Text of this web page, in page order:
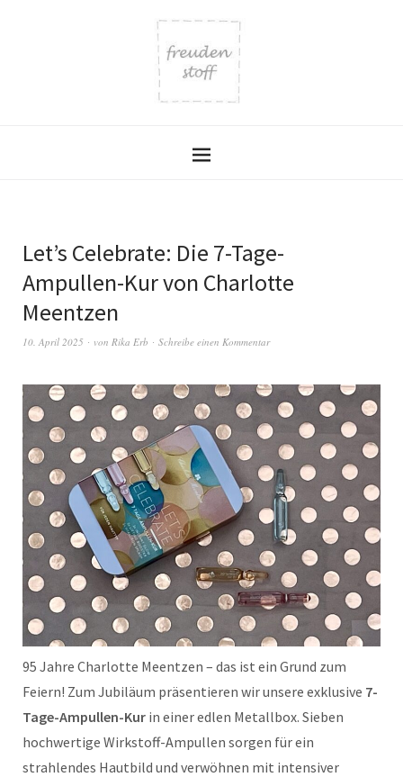
Let’s Celebrate: Die 7-Tage-
Ampullen-Kur von Charlotte
Meentzen
10. April 2025 von Rika Erb Schreibe einen Kommentar
95 Jahre Charlotte Meentzen – das ist ein Grund zum
Feiern! Zum Jubiläum präsentieren wir unsere exklusive 7-
Tage-Ampullen-Kur in einer edlen Metallbox. Sieben
hochwertige Wirkstoff-Ampullen sorgen für ein
strahlendes Hautbild und verwöhnen mit intensiver